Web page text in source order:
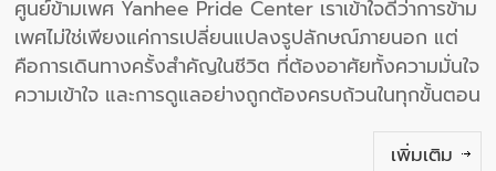
ศูนย์ข้ามเพศ Yanhee Pride Center เราเข้าใจดีว่าการข้าม
เพศไม่ใช่เพียงแค่การเปลี่ยนแปลงรูปลักษณ์ภายนอก แต่
คือการเดินทางครั้งสำคัญในชีวิต ที่ต้องอาศัยทั้งความมั่นใจ
ความเข้าใจ และการดูแลอย่างถูกต้องครบถ้วนในทุกขั้นตอน
เพิ่มเติม